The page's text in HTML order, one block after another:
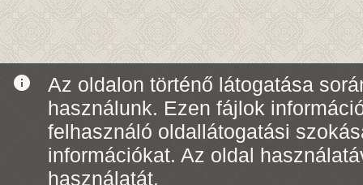
info
Az oldalon történő látogatása
használunk. Ezen fájlok
felhasználó oldallátogatási
információkat. Az oldal
használatát.